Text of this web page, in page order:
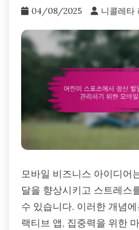
04/08/2025 니콜레타
모바일 비즈니스 아이디어
달을 향상시키고 스트레스
수 있습니다. 이러한 개념
랙티브 앱, 집중력을 위한